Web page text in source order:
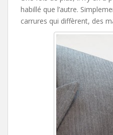
habillé que l’autre.
carrures qui diffèrent, des